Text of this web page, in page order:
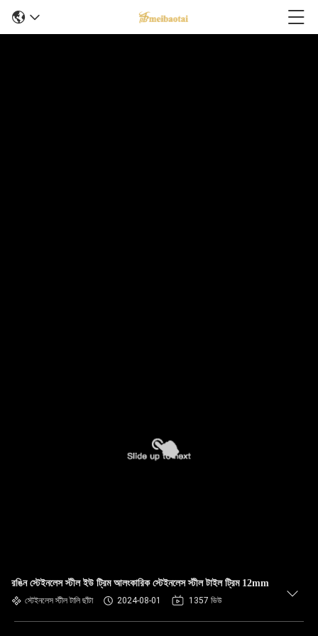
রঙিন স্টেইনলেস স্টীল ইউ ট্রিম আলংকারিক স্টেইনলেস স্টীল টাইল ট্রিম 12mm
স্টেইনলেস স্টীল টালি ছাঁটা 2024-08-01 1357 ভিউ